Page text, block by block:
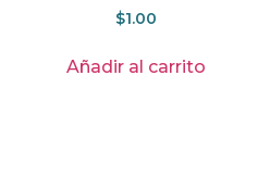
$1.00
Añadir al carrito